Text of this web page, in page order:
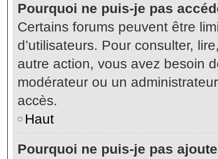
Pourquoi ne puis-je pas
Certains forums peuvent être
d’utilisateurs. Pour consulter,
autre action, vous avez besoin
modérateur ou un
accès.
Haut
Pourquoi ne puis-je pas